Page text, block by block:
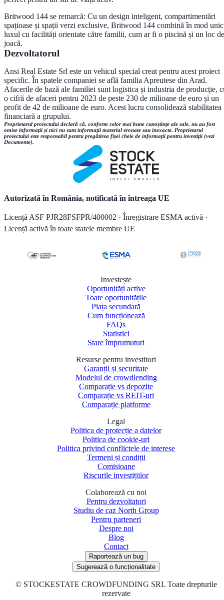
Britwood 144 se remarcă: Cu un design inteligent, compartimentări
spațioase și spații verzi exclusive, Britwood 144 combină în mod unic
luxul cu facilități orientate către familii, cum ar fi o piscină și un loc de
joacă.
Dezvoltatorul
Ansi Real Estate Srl este un vehicul special creat pentru acest proiect
specific. În spatele companiei se află familia Apreutese din Arad.
Afacerile de bază ale familiei sunt logistica și industria de producție,
o cifră de afaceri pentru 2023 de peste 230 de milioane de euro și un
profit de 42 de milioane de euro. Acest lucru consolidează stabilitatea
financiară a grupului.
Proprietarul proiectului declară că, conform celor mai bune cunoștințe ale sale, nu au fost
omise informații și nici nu sunt informații material eronate sau inexacte. Proprietarul
proiectului este responsabil pentru pregătirea fișei cheie de informații pentru investiții (vezi
Documente).
Autorizată în România, notificată în întreaga UE
Licență ASF PJR28FSFPR/400002 · Înregistrare ESMA activă ·
Licență activă în toate statele membre UE
Investește
Oportunități active
Toate oportunitățile
Piața secundară
Cum funcționează
FAQs
Statistici
Stare împrumuturi
Resurse pentru investitori
Garanții și securitate
Modelul de crowdlending
Comparație vs depozite
Comparație vs REIT-uri
Comparație platforme
Legal
Politica de protecție a datelor
Politica de cookie-uri
Politica privind conflictele de interese
Termeni și condiții
Comisioane
Riscurile investițiilor
Colaborează cu noi
Pentru dezvoltatori
Studiu de caz North Group
Pentru parteneri
Despre noi
Blog
Contact
Raportează un bug
Sugerează o funcționalitate
© STOCKESTATE CROWDFUNDING SRL Toate drepturile
rezervate